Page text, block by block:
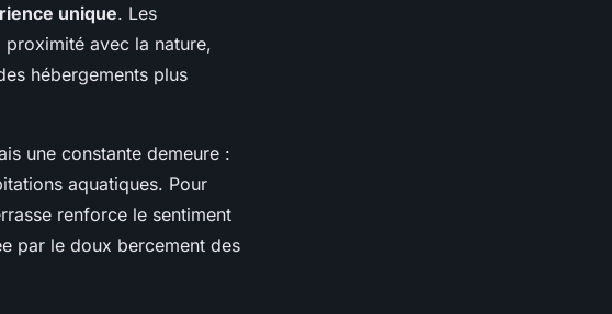
unique. Les
avec la nature,
hébergements plus
une constante demeure :
aquatiques. Pour
renforce le sentiment
par le doux bercement des